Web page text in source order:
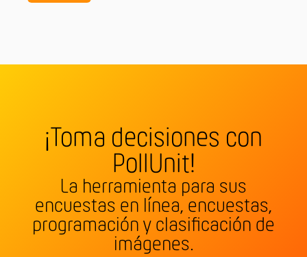
¡Toma decisiones con
PollUnit!
La herramienta para sus
encuestas en línea, encuestas,
programación y clasificación de
imágenes.